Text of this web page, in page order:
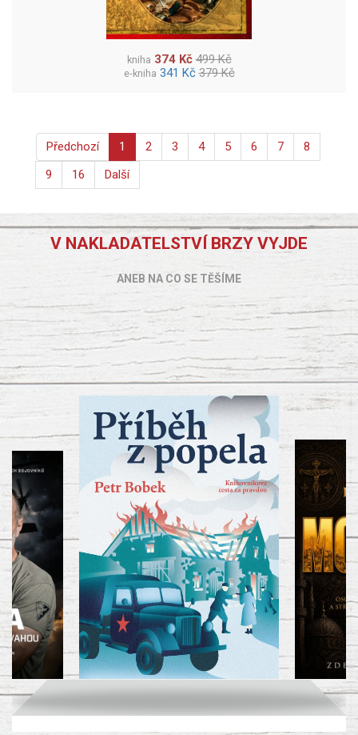
kniha 374 Kč 499 Kč
e-kniha 341 Kč 379 Kč
Předchozí 1 2 3 4 5 6 7
8
9
16 Další
V NAKLADATELSTVÍ BRZY VYJDE
ANEB NA CO SE TĚŠÍME